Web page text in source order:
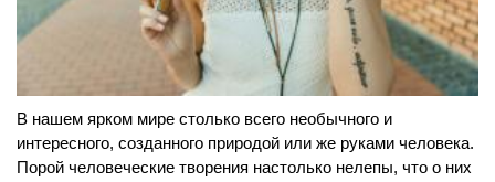
В нашем ярком мире столько всего необычного и
интересного, созданного природой или же руками человека.
Порой человеческие творения настолько нелепы, что о них